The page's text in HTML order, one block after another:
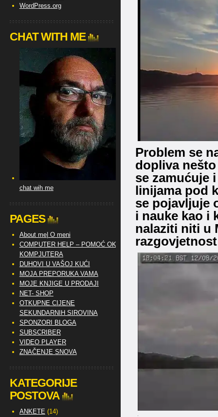
Problem se
dopliva
se zamućuje
linijama pod
se pojavljuje
i nauke kao i
nalaziti niti u
WordPress.org
CHAT WITH ME
chat wih me
PAGES
About me| O meni
COMPUTER HELP – POMOĆ OKO
KOMPJUTERA
DUHOVI U VAŠOJ KUĆI
MOJA PREPORUKA VAMA
MOJE KNJIGE U PRODAJI
NET- SHOP
OTKUPNE CIJENE
SEKUNDARNIH SIROVINA
SPONZORI BLOGA
SUBSCRIBER
VIDEO PLAYER
ZNAČENJE SNOVA
KATEGORIJE
POSTOVA
ANKETE (14)